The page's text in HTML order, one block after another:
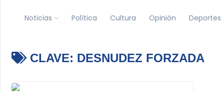
Noticias Política Cultura Opinión Deportes
CLAVE: DESNUDEZ FORZADA